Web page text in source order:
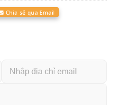
Chia sẻ qua Email